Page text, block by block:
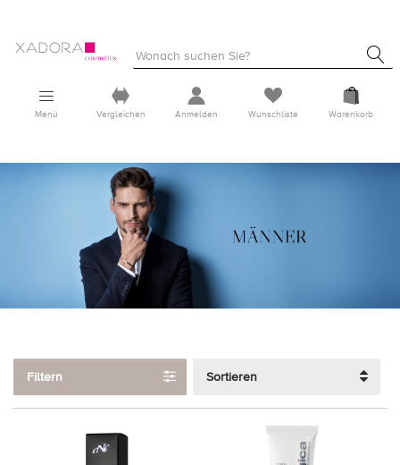
Menü Vergleichen Anmelden Wunschliste Warenkorb
Filtern Sortieren